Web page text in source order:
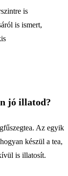
is
is ismert,
jó illatod?
Az egyik
készül a tea,
is illatosít.